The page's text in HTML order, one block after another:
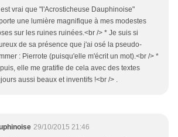
vrai que "l'Acrosticheuse Dauphinoise"
une lumière magnifique à mes modestes
sur les ruines ruinées.<br /> * Je suis si
de sa présence que j'ai osé la pseudo-
: Pierrote (puisqu'elle m'écrit un mot).<br /> *
elle me gratifie de cela avec des textes
aussi beaux et inventifs !<br /> .
29/10/2015 21:46